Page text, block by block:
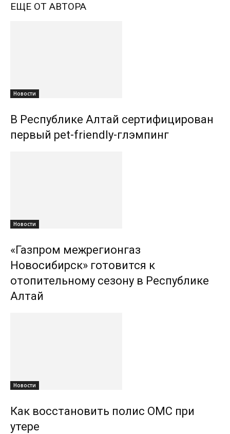
ЕЩЕ ОТ АВТОРА
Новости
В Республике Алтай сертифицирован
первый pet-friendly-глэмпинг
Новости
«Газпром межрегионгаз
Новосибирск» готовится к
отопительному сезону в Республике
Алтай
Новости
Как восстановить полис ОМС при
утере